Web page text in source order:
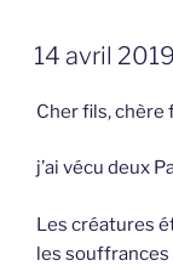
GEPLAATST
OP
14 avril 2019
Cher fils, chère
j’ai vécu deux
Les créatures
les